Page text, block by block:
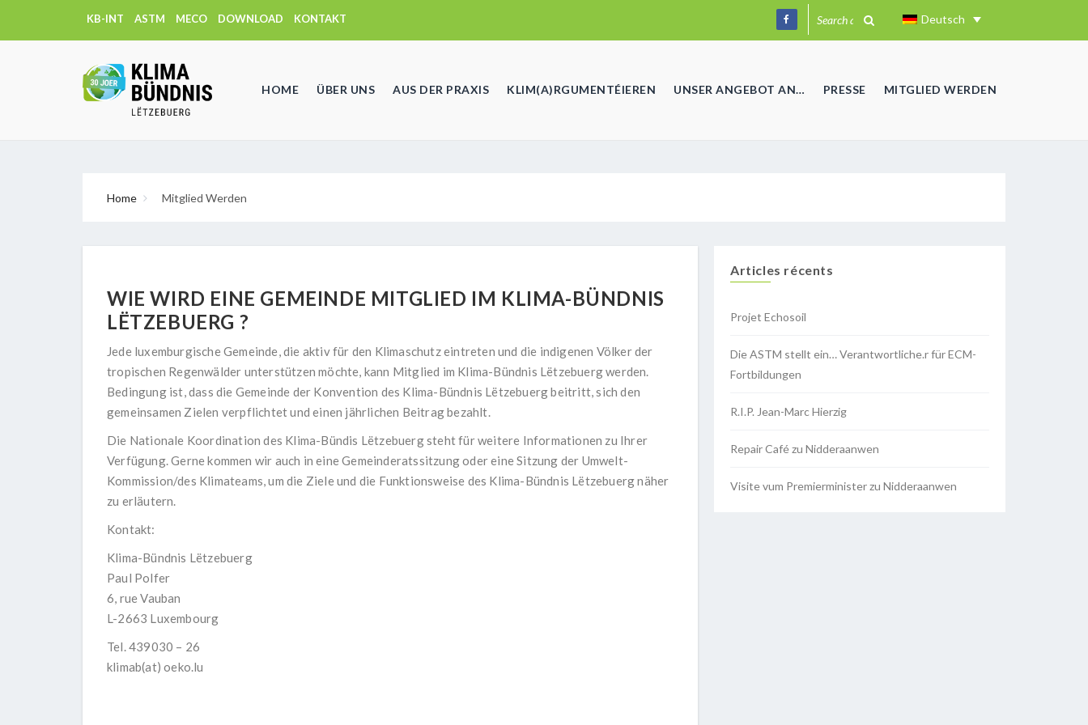
KB-INT ASTM MECO DOWNLOAD KONTAKT Deutsch
HOME ÜBER UNS AUS DER PRAXIS KLIM(A)RGUMENTÉIEREN UNSER ANGEBOT AN… PRESSE MITGLIED WERDEN
Home Mitglied Werden
WIE WIRD EINE GEMEINDE MITGLIED IM KLIMA-BÜNDNIS
LËTZEBUERG ?
Jede luxemburgische Gemeinde, die aktiv für den Klimaschutz eintreten und die indigenen Völker der
tropischen Regenwälder unterstützen möchte, kann Mitglied im Klima-Bündnis Lëtzebuerg werden.
Bedingung ist, dass die Gemeinde der Konvention des Klima-Bündnis Lëtzebuerg beitritt, sich den
gemeinsamen Zielen verpflichtet und einen jährlichen Beitrag bezahlt.
Die Nationale Koordination des Klima-Bündis Lëtzebuerg steht für weitere Informationen zu Ihrer
Verfügung. Gerne kommen wir auch in eine Gemeinderatssitzung oder eine Sitzung der Umwelt-
Kommission/des Klimateams, um die Ziele und die Funktionsweise des Klima-Bündnis Lëtzebuerg näher
zu erläutern.
Kontakt:
Klima-Bündnis Lëtzebuerg
Paul Polfer
6, rue Vauban
L-2663 Luxembourg
Tel. 439030 – 26
klimab(at) oeko.lu
Articles récents
Projet Echosoil
Die ASTM stellt ein… Verantwortliche.r für ECM-
Fortbildungen
R.I.P. Jean-Marc Hierzig
Repair Café zu Nidderaanwen
Visite vum Premierminister zu Nidderaanwen